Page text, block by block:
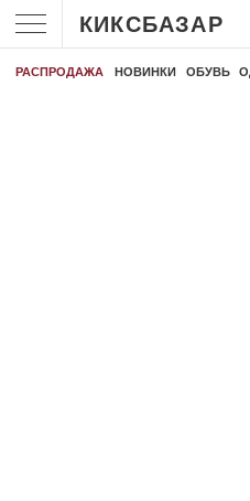
000 РУБЛЕЙ БЕСПЛАТНАЯ
НОВИНКИ
РАСПРОДАЖА ОБУВЬ ОДЕЖДА
КИКСБАЗАР